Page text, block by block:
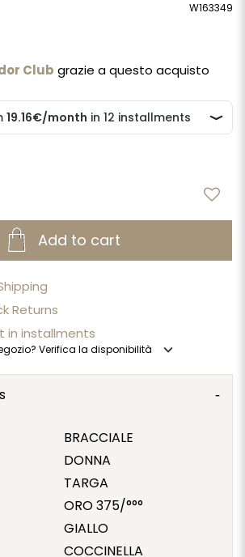
W163349
Club grazie a questo acquisto
Add to cart
Returns
in installments
Verifica la disponibilità expand_more
BRACCIALE
DONNA
TARGA
ORO 375/°°°
GIALLO
COCCINELLA